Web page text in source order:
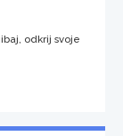
odkrij svoje